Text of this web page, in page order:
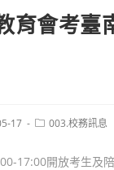
育會考臺
17
Post003.校務訊息
17:00開放考生及